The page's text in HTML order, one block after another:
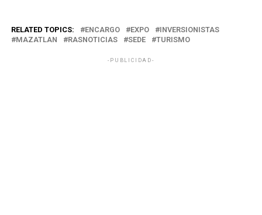
RELATED TOPICS: ENCARGO EXPO
INVERSIONISTAS
MAZATLAN
RASNOTICIAS SEDE TURISMO
-PUBLICIDAD-